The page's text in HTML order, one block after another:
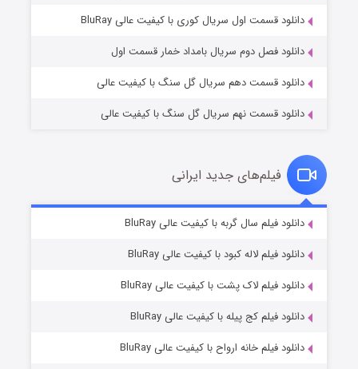
قسمت۲ (زیرنویس) منتشر شد
قسمت۷ (زیرنویس) منتشر شد
دانلود قسمت اول سریال کوری با کیفیت عالی BluRay
دانلود فصل دوم سریال بامداد خمار قسمت اول
دانلود قسمت دهم سریال گل سنگ با کیفیت عالی
دانلود قسمت نهم سریال گل سنگ با کیفیت عالی
فیلم‌های جدید ایرانی
دانلود فیلم سال گربه با کیفیت عالی BluRay
دانلود فیلم لاله کبود با کیفیت عالی BluRay
دانلود فیلم لاک پشت با کیفیت عالی BluRay
دانلود فیلم کج‌ پیله با کیفیت عالی BluRay
دانلود فیلم خانه ارواح با کیفیت عالی BluRay